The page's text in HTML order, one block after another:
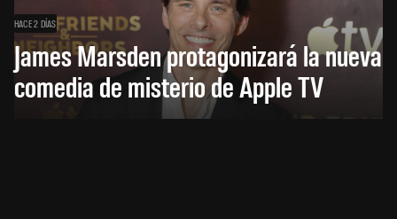
HACE 2 DÍAS
James Marsden protagonizará la nueva
comedia de misterio de Apple TV